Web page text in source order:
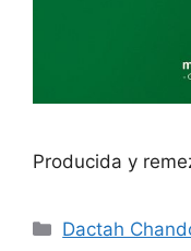
Producida y
Dactah